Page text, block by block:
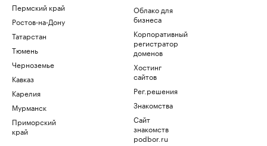
Пермский край
Ростов-на-Дону
Татарстан
Тюмень
Черноземье
Кавказ
Карелия
Мурманск
Приморский
край
Облако для
бизнеса
Корпоративный
регистратор
доменов
Хостинг
сайтов
Рег.решения
Знакомства
Сайт
знакомств
podbor.ru